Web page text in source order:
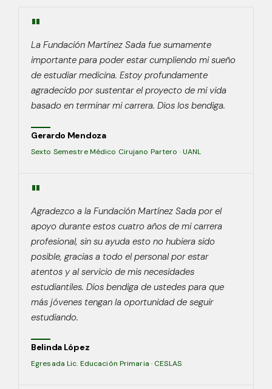
"
La Fundación Martínez Sada fue sumamente
importante para poder estar cumpliendo mi sueño
de estudiar medicina. Estoy profundamente
agradecido por sustentar el proyecto de mi vida
basado en terminar mi carrera. Dios los bendiga.
Gerardo Mendoza
Sexto Semestre Médico Cirujano Partero · UANL
"
Agradezco a la Fundación Martínez Sada por el
apoyo durante estos cuatro años de mi carrera
profesional, sin su ayuda esto no hubiera sido
posible, gracias a todo el personal por estar
atentos y al servicio de mis necesidades
estudiantiles. Dios bendiga de ustedes para que
más jóvenes tengan la oportunidad de seguir
estudiando.
Belinda López
Egresada Lic. Educación Primaria · CESLAS